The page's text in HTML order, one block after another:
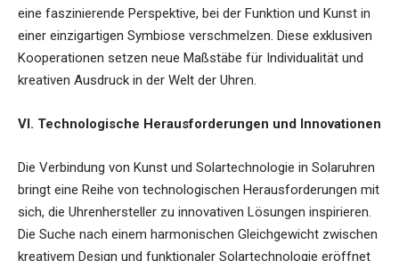
eine faszinierende Perspektive, bei der Funktion und Kunst in
einer einzigartigen Symbiose verschmelzen. Diese exklusiven
Kooperationen setzen neue Maßstäbe für Individualität und
kreativen Ausdruck in der Welt der Uhren.
VI. Technologische Herausforderungen und Innovationen
Die Verbindung von Kunst und Solartechnologie in Solaruhren
bringt eine Reihe von technologischen Herausforderungen mit
sich, die Uhrenhersteller zu innovativen Lösungen inspirieren.
Die Suche nach einem harmonischen Gleichgewicht zwischen
kreativem Design und funktionaler Solartechnologie eröffnet